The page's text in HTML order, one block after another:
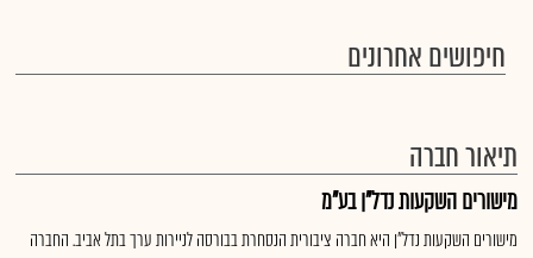
חיפושים אחרונים
תיאור חברה
מישורים השקעות נדל"ן בע"מ
מישורים השקעות נדל"ן היא חברה ציבורית הנסחרת בבורסה לניירות ערך בתל אביב. החברה